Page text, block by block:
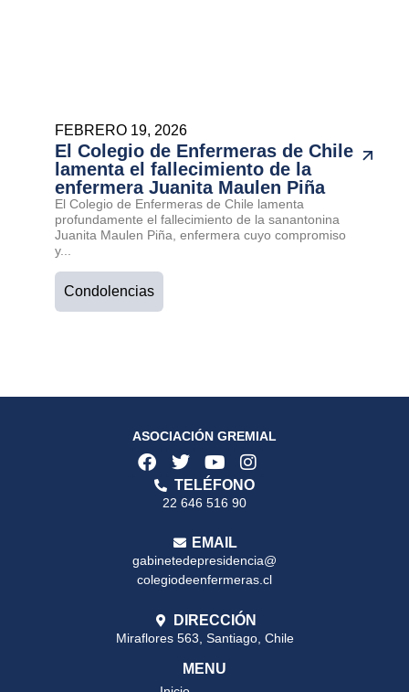
FEBRERO 19, 2026
El Colegio de Enfermeras de Chile
lamenta el fallecimiento de la
enfermera Juanita Maulen Piña
El Colegio de Enfermeras de Chile lamenta
profundamente el fallecimiento de la sanantonina
Juanita Maulen Piña, enfermera cuyo compromiso
y...
Condolencias
ASOCIACIÓN GREMIAL
TELÉFONO
22 646 516 90
EMAIL
gabinetedepresidencia@
colegiodeenfermeras.cl
DIRECCIÓN
Miraflores 563, Santiago, Chile
MENU